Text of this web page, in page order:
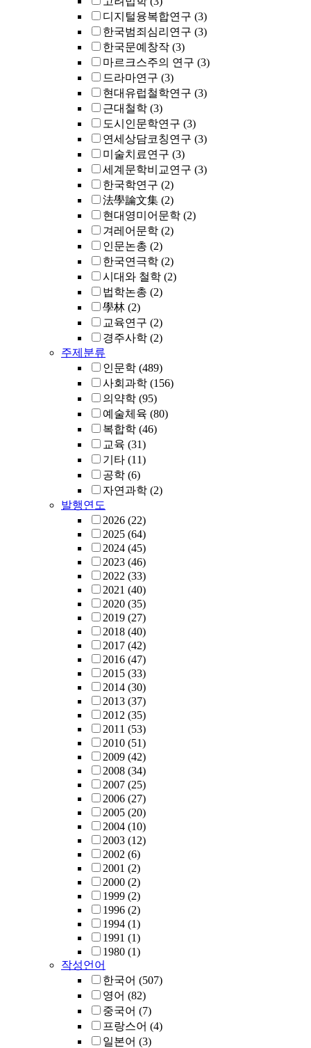
디지털융복합연구 (3)
한국범죄심리연구 (3)
한국문예창작 (3)
마르크스주의 연구 (3)
드라마연구 (3)
현대유럽철학연구 (3)
근대철학 (3)
도시인문학연구 (3)
연세상담코칭연구 (3)
미술치료연구 (3)
세계문학비교연구 (3)
한국학연구 (2)
法學論文集 (2)
현대영미어문학 (2)
겨레어문학 (2)
인문논총 (2)
한국연극학 (2)
시대와 철학 (2)
법학논총 (2)
學林 (2)
교육연구 (2)
경주사학 (2)
주제분류
인문학 (489)
사회과학 (156)
의약학 (95)
예술체육 (80)
복합학 (46)
교육 (31)
기타 (11)
공학 (6)
자연과학 (2)
발행연도
2026 (22)
2025 (64)
2024 (45)
2023 (46)
2022 (33)
2021 (40)
2020 (35)
2019 (27)
2018 (40)
2017 (42)
2016 (47)
2015 (33)
2014 (30)
2013 (37)
2012 (35)
2011 (53)
2010 (51)
2009 (42)
2008 (34)
2007 (25)
2006 (27)
2005 (20)
2004 (10)
2003 (12)
2002 (6)
2001 (2)
2000 (2)
1999 (2)
1996 (2)
1994 (1)
1991 (1)
1980 (1)
작성언어
한국어 (507)
영어 (82)
중국어 (7)
프랑스어 (4)
일본어 (3)